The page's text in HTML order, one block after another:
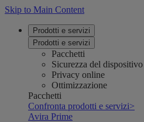
Skip to Main Content
Prodotti e servizi
Prodotti e servizi
Pacchetti
Sicurezza del dispositivo
Privacy online
Ottimizzazione
Pacchetti
Confronta prodotti e servizi>
Avira Prime